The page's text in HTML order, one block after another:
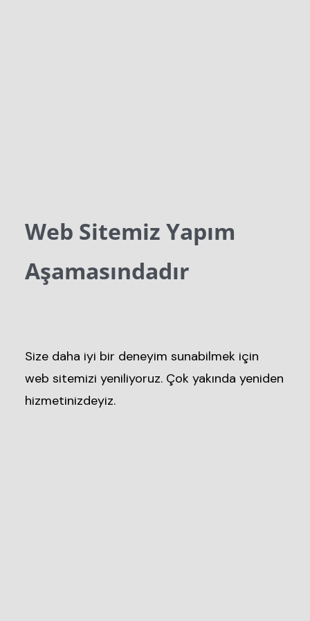
Web Sitemiz Yapım
Aşamasındadır
Size daha iyi bir deneyim sunabilmek için
web sitemizi yeniliyoruz. Çok yakında yeniden
hizmetinizdeyiz.